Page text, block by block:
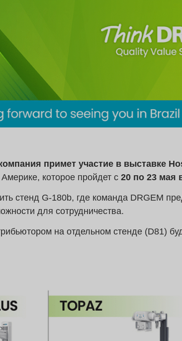
примет участие в выставке
которое пройдет с20 по 23 мая
стенд G-180b, где команда DRGEM
для сотрудничества.
на отдельном стенде (D81)